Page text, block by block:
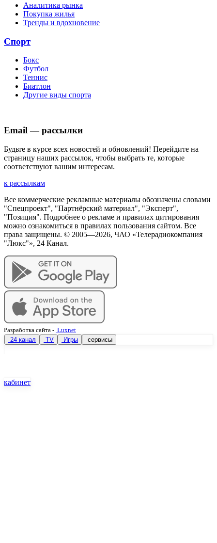
Аналитика рынка
Покупка жилья
Тренды и вдохновение
Спорт
Бокс
Футбол
Теннис
Биатлон
Другие виды спорта
Email — рассылки
Будьте в курсе всех новостей и обновлений! Перейдите на
страницу наших рассылок, чтобы выбрать те, которые
соответствуют вашим интересам.
к рассылкам
Все коммерческие рекламные материалы обозначены словами
"Спецпроект", "Партнёрский материал", "Эксперт",
"Позиция". Подробнее о рекламе и правилах цитирования
можно ознакомиться в правилах пользования сайтом. Все
права защищены. © 2005—2026, ЧАО «Телерадиокомпания
"Люкс"», 24 Канал.
Разработка сайта - Luxnet
24 канал
TV Игры сервисы
кабинет